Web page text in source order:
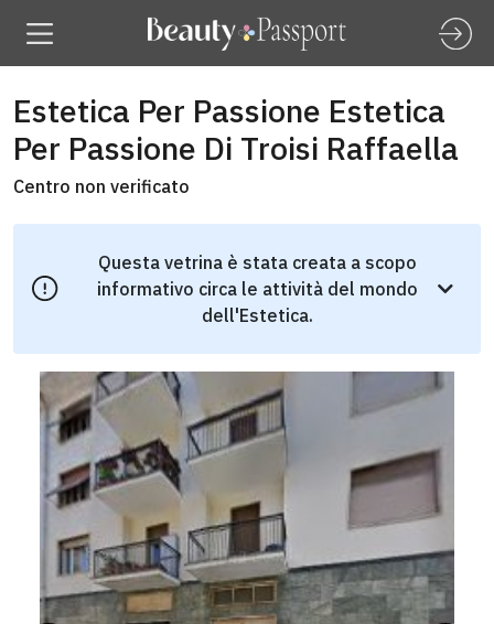
Estetica Per Passione Estetica
Per Passione Di Troisi Raffaella
Centro non verificato
Questa vetrina è stata creata a scopo
informativo circa le attività del mondo
dell'Estetica.